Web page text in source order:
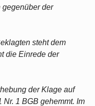
gegenüber der
steht dem
die Einrede der
der Klage auf
Nr. 1 BGB gehemmt. Im